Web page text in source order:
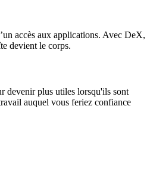
accès aux applications. Avec DeX,
devient le corps.
devenir plus utiles lorsqu'ils sont
auquel vous feriez confiance